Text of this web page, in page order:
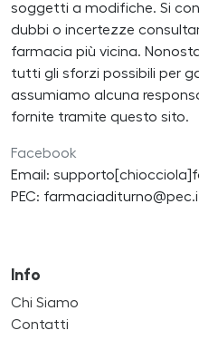
soggetti a modifiche. Si
dubbi o incertezze
farmacia più vicina.
tutti gli sforzi possibili per
assumiamo alcuna
fornite tramite questo sito.
Facebook
Email:
PEC:
Info
Chi Siamo
Contatti